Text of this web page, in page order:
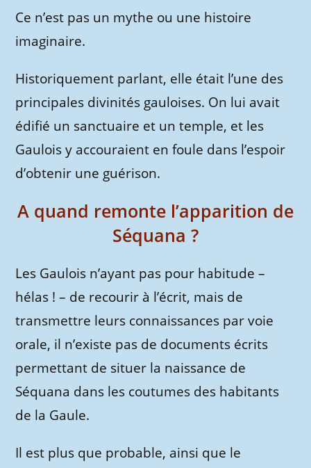
Ce n’est pas un mythe ou une histoire
imaginaire.
Historiquement parlant, elle était l’une des
principales divinités gauloises. On lui avait
édifié un sanctuaire et un temple, et les
Gaulois y accouraient en foule dans l’espoir
d’obtenir une guérison.
A quand remonte l’apparition de
Séquana ?
Les Gaulois n’ayant pas pour habitude –
hélas ! – de recourir à l’écrit, mais de
transmettre leurs connaissances par voie
orale, il n’existe pas de documents écrits
permettant de situer la naissance de
Séquana dans les coutumes des habitants
de la Gaule.
Il est plus que probable, ainsi que le